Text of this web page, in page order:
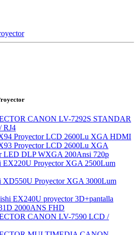
CANON LV-7292S STANDAR
RJ4
Proyector LCD 2600Lu XGA HDMI
Proyector LCD 2600Lu XGA
LED DLP WXGA 200Ansi 720p
Proyector XGA 2500Lum
Proyector XGA 3000Lum
EX240U proyector 3D+pantalla
2000ANS FHD
CANON LV-7590 LCD /